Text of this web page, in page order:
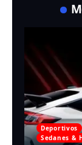
Deportivos
Sedanes &